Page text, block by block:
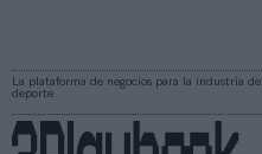
La plataforma de negocios para la industria del
deporte